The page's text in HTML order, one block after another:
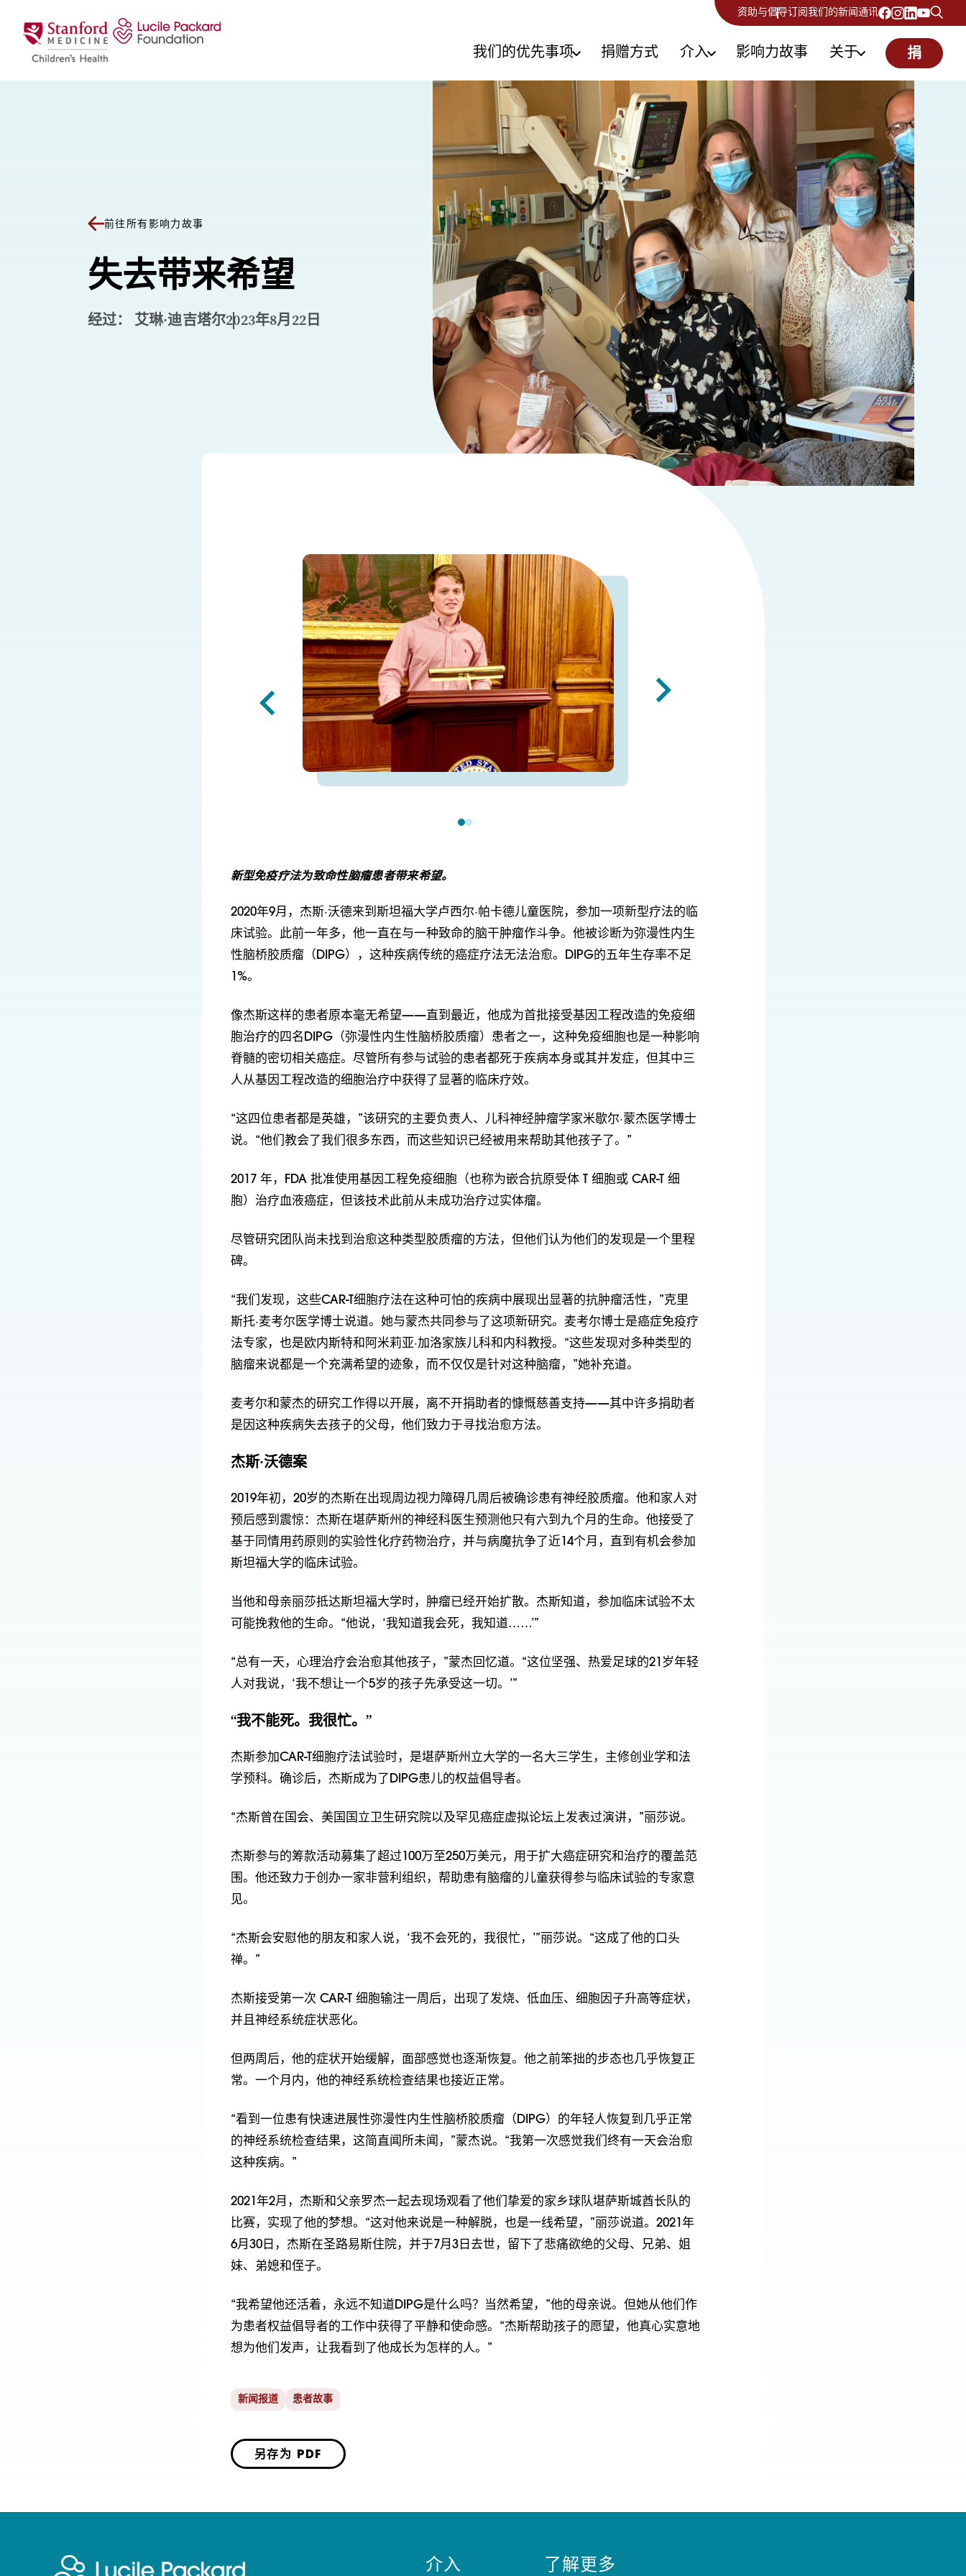
资助与倡导订阅我们的新闻通讯
我们的优先事项 捐赠方式 介入 影响力故事 关于 捐
前往所有影响力故事
失去带来希望
经过： 艾琳·迪吉塔尔2023年8月22日
新型免疫疗法为致命性脑瘤患者带来希望。
2020年9月，杰斯·沃德来到斯坦福大学卢西尔·帕卡德儿童医院，参加一项新型疗法的临
床试验。此前一年多，他一直在与一种致命的脑干肿瘤作斗争。他被诊断为弥漫性内生
性脑桥胶质瘤（DIPG），这种疾病传统的癌症疗法无法治愈。DIPG的五年生存率不足
1%。
像杰斯这样的患者原本毫无希望——直到最近，他成为首批接受基因工程改造的免疫细
胞治疗的四名DIPG（弥漫性内生性脑桥胶质瘤）患者之一，这种免疫细胞也是一种影响
脊髓的密切相关癌症。尽管所有参与试验的患者都死于疾病本身或其并发症，但其中三
人从基因工程改造的细胞治疗中获得了显著的临床疗效。
“这四位患者都是英雄，”该研究的主要负责人、儿科神经肿瘤学家米歇尔·蒙杰医学博士
说。“他们教会了我们很多东西，而这些知识已经被用来帮助其他孩子了。”
2017 年，FDA 批准使用基因工程免疫细胞（也称为嵌合抗原受体 T 细胞或 CAR-T 细
胞）治疗血液癌症，但该技术此前从未成功治疗过实体瘤。
尽管研究团队尚未找到治愈这种类型胶质瘤的方法，但他们认为他们的发现是一个里程
碑。
“我们发现，这些CAR-T细胞疗法在这种可怕的疾病中展现出显著的抗肿瘤活性，”克里
斯托·麦考尔医学博士说道。她与蒙杰共同参与了这项新研究。麦考尔博士是癌症免疫疗
法专家，也是欧内斯特和阿米莉亚·加洛家族儿科和内科教授。“这些发现对多种类型的
脑瘤来说都是一个充满希望的迹象，而不仅仅是针对这种脑瘤，”她补充道。
麦考尔和蒙杰的研究工作得以开展，离不开捐助者的慷慨慈善支持——其中许多捐助者
是因这种疾病失去孩子的父母，他们致力于寻找治愈方法。
杰斯·沃德案
2019年初，20岁的杰斯在出现周边视力障碍几周后被确诊患有神经胶质瘤。他和家人对
预后感到震惊：杰斯在堪萨斯州的神经科医生预测他只有六到九个月的生命。他接受了
基于同情用药原则的实验性化疗药物治疗，并与病魔抗争了近14个月，直到有机会参加
斯坦福大学的临床试验。
当他和母亲丽莎抵达斯坦福大学时，肿瘤已经开始扩散。杰斯知道，参加临床试验不太
可能挽救他的生命。“他说，‘我知道我会死，我知道……’”
“总有一天，心理治疗会治愈其他孩子，”蒙杰回忆道。“这位坚强、热爱足球的21岁年轻
人对我说，‘我不想让一个5岁的孩子先承受这一切。’”
“我不能死。我很忙。”
杰斯参加CAR-T细胞疗法试验时，是堪萨斯州立大学的一名大三学生，主修创业学和法
学预科。确诊后，杰斯成为了DIPG患儿的权益倡导者。
“杰斯曾在国会、美国国立卫生研究院以及罕见癌症虚拟论坛上发表过演讲，”丽莎说。
杰斯参与的筹款活动募集了超过100万至250万美元，用于扩大癌症研究和治疗的覆盖范
围。他还致力于创办一家非营利组织，帮助患有脑瘤的儿童获得参与临床试验的专家意
见。
“杰斯会安慰他的朋友和家人说，‘我不会死的，我很忙，’”丽莎说。“这成了他的口头
禅。”
杰斯接受第一次 CAR-T 细胞输注一周后，出现了发烧、低血压、细胞因子升高等症状，
并且神经系统症状恶化。
但两周后，他的症状开始缓解，面部感觉也逐渐恢复。他之前笨拙的步态也几乎恢复正
常。一个月内，他的神经系统检查结果也接近正常。
“看到一位患有快速进展性弥漫性内生性脑桥胶质瘤（DIPG）的年轻人恢复到几乎正常
的神经系统检查结果，这简直闻所未闻，”蒙杰说。“我第一次感觉我们终有一天会治愈
这种疾病。”
2021年2月，杰斯和父亲罗杰一起去现场观看了他们挚爱的家乡球队堪萨斯城酋长队的
比赛，实现了他的梦想。“这对他来说是一种解脱，也是一线希望，”丽莎说道。2021年
6月30日，杰斯在圣路易斯住院，并于7月3日去世，留下了悲痛欲绝的父母、兄弟、姐
妹、弟媳和侄子。
“我希望他还活着，永远不知道DIPG是什么吗？当然希望，”他的母亲说。但她从他们作
为患者权益倡导者的工作中获得了平静和使命感。“杰斯帮助孩子的愿望，他真心实意地
想为他们发声，让我看到了他成长为怎样的人。”
新闻报道 患者故事
另存为 PDF
介入 了解更多